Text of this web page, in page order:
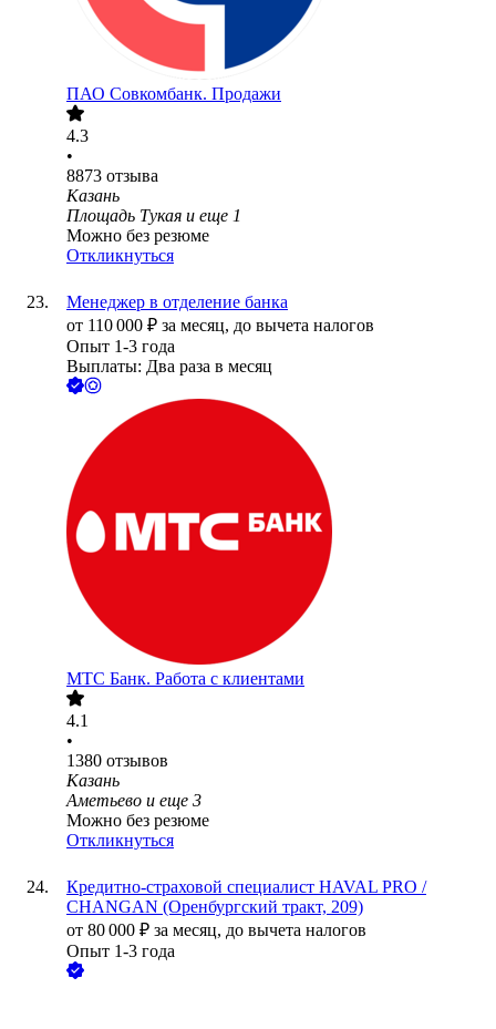
ПАО Совкомбанк. Продажи
4.3
•
8873 отзыва
Казань
Площадь Тукая и еще 1
Можно без резюме
Откликнуться
Менеджер в отделение банка
от 110 000 ₽ за месяц, до вычета налогов
Опыт 1-3 года
Выплаты: Два раза в месяц
МТС Банк. Работа с клиентами
4.1
•
1380 отзывов
Казань
Аметьево и еще 3
Можно без резюме
Откликнуться
Кредитно-страховой специалист HAVAL PRO /
CHANGAN (Оренбургский тракт, 209)
от 80 000 ₽ за месяц, до вычета налогов
Опыт 1-3 года